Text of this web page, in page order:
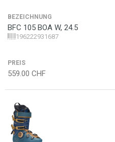
BEZEICHNUNG
BFC 105 BOA W, 24.5
196222931687
PREIS
559.00 CHF